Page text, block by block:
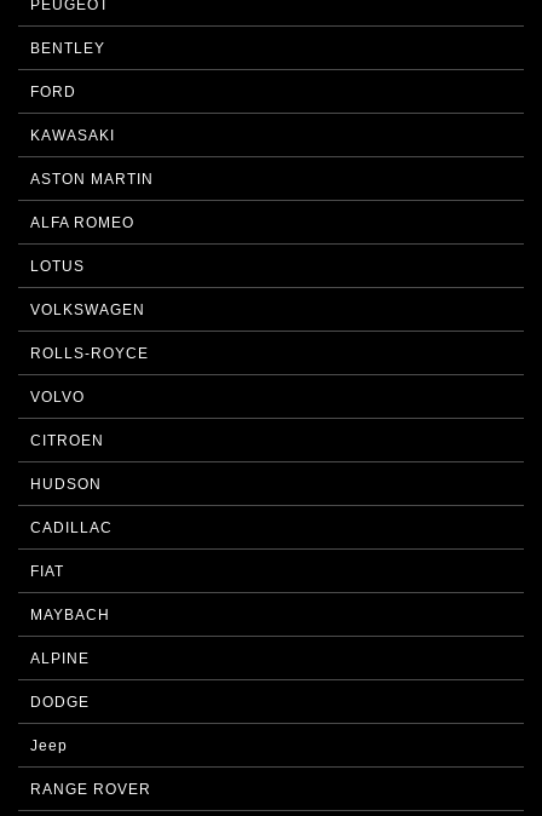
PEUGEOT
BENTLEY
FORD
KAWASAKI
ASTON MARTIN
ALFA ROMEO
LOTUS
VOLKSWAGEN
ROLLS-ROYCE
VOLVO
CITROEN
HUDSON
CADILLAC
FIAT
MAYBACH
ALPINE
DODGE
Jeep
RANGE ROVER